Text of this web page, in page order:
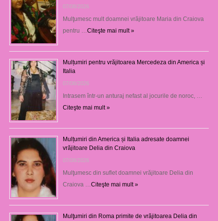
07/08/2026
Mulţumesc mult doamnei vrăjitoare Maria din Craiova
pentru …Citeşte mai mult »
Mulțumiri pentru vrăjitoarea Mercedeza din America și
Italia
07/08/2026
Intrasem într-un anturaj nefast al jocurile de noroc, …
Citeşte mai mult »
Mulțumiri din America și Italia adresate doamnei
vrăjitoare Delia din Craiova
07/08/2026
Mulţumesc din suflet doamnei vrăjitoare Delia din
Craiova …Citeşte mai mult »
Mulţumiri din Roma primite de vrăjitoarea Delia din